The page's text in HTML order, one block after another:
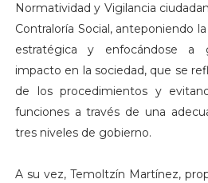
Normatividad y Vigilancia
Contraloría Social, anteponiendo
estratégica y enfocándose a
impacto en la sociedad, que se
de los procedimientos y
funciones a través de una
tres niveles de gobierno.
A su vez, Temoltzín Martínez,